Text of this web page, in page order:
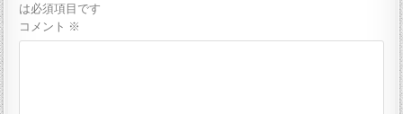
は必須項目です
コメント ※